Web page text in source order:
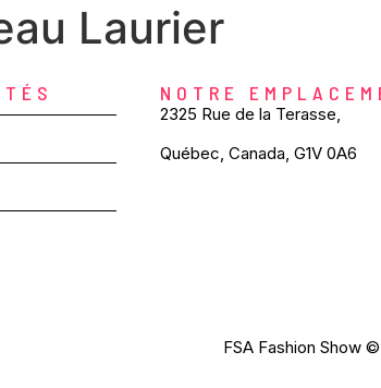
Laurier
NOTRE
2325 Rue de la Terasse,
Québec, Canada, G1V 0A6
FSA Fashion Show